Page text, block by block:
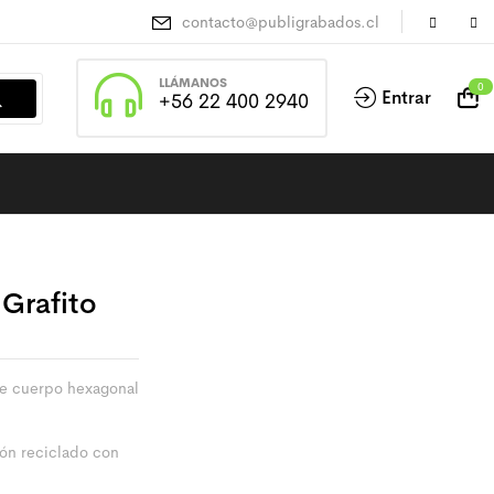
contacto@publigrabados.cl
LLÁMANOS
+56 22 400 2940 Entrar 0
cuerpo hexagonal
reciclado con